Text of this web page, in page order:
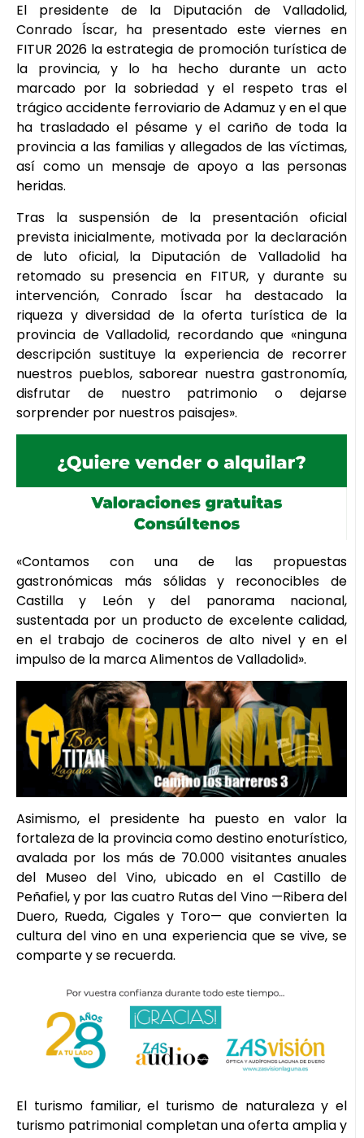
El presidente de la Diputación de Valladolid,
Conrado Íscar, ha presentado este viernes en
FITUR 2026 la estrategia de promoción turística de
la provincia, y lo ha hecho durante un acto
marcado por la sobriedad y el respeto tras el
trágico accidente ferroviario de Adamuz y en el que
ha trasladado el pésame y el cariño de toda la
provincia a las familias y allegados de las víctimas,
así como un mensaje de apoyo a las personas
heridas.
Tras la suspensión de la presentación oficial
prevista inicialmente, motivada por la declaración
de luto oficial, la Diputación de Valladolid ha
retomado su presencia en FITUR, y durante su
intervención, Conrado Íscar ha destacado la
riqueza y diversidad de la oferta turística de la
provincia de Valladolid, recordando que «ninguna
descripción sustituye la experiencia de recorrer
nuestros pueblos, saborear nuestra gastronomía,
disfrutar de nuestro patrimonio o dejarse
sorprender por nuestros paisajes».
«Contamos con una de las propuestas
gastronómicas más sólidas y reconocibles de
Castilla y León y del panorama nacional,
sustentada por un producto de excelente calidad,
en el trabajo de cocineros de alto nivel y en el
impulso de la marca Alimentos de Valladolid».
Asimismo, el presidente ha puesto en valor la
fortaleza de la provincia como destino enoturístico,
avalada por los más de 70.000 visitantes anuales
del Museo del Vino, ubicado en el Castillo de
Peñafiel, y por las cuatro Rutas del Vino —Ribera del
Duero, Rueda, Cigales y Toro— que convierten la
cultura del vino en una experiencia que se vive, se
comparte y se recuerda.
El turismo familiar, el turismo de naturaleza y el
turismo patrimonial completan una oferta amplia y